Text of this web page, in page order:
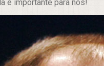
é importante para nós!